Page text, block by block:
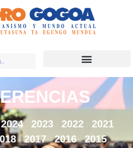
2024 2023 2022
2021
2017 2016
2015